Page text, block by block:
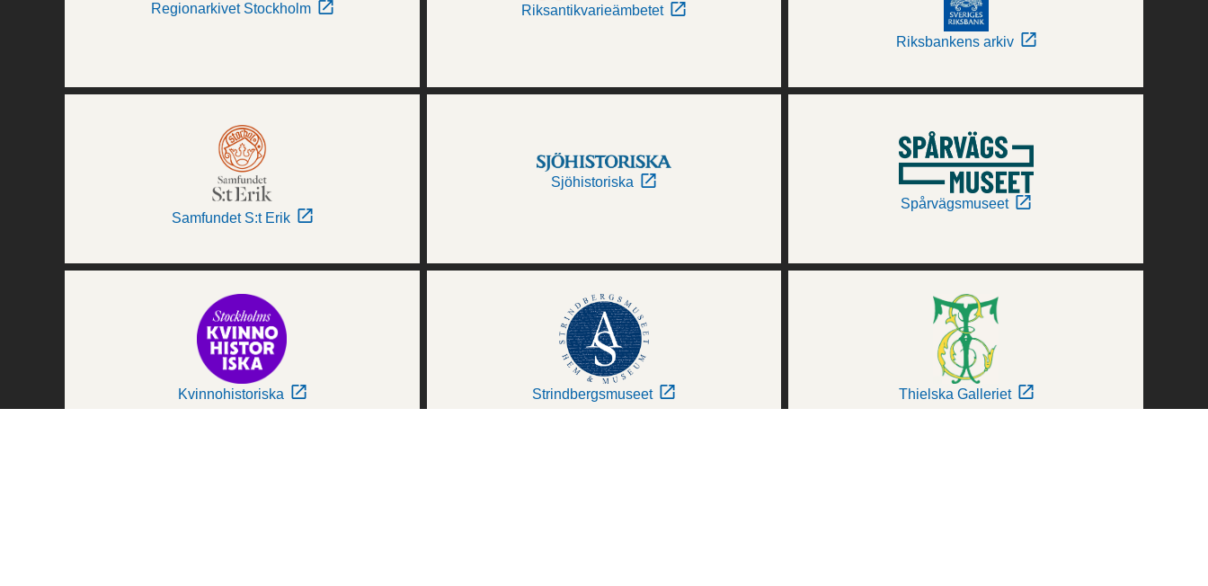
Regionarkivet Stockholm Riksantikvarieämbetet
Riksbankens arkiv
Samfundet S:t Erik
Sjöhistoriska
Spårvägsmuseet
Kvinnohistoriska Strindbergsmuseet Thielska Galleriet